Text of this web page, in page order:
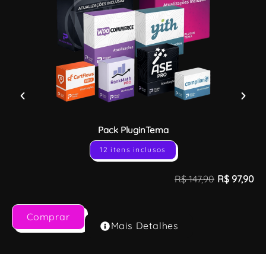
Pack PluginTema
12 itens inclusos
R$147,90 R$ 97,90
Comprar
Mais Detalhes